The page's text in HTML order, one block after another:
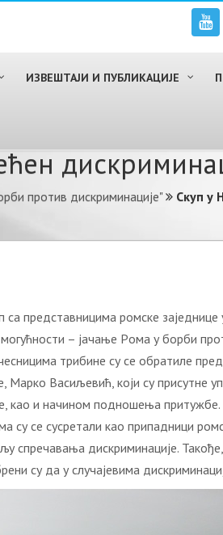
ИЗВЕШТАЈИ И ПУБЛИКАЦИЈЕ
против дискриминације" Скуп у
представницима ромске
– jaчaњe Рoмa у бoрби
трибине су се обратиле
Марко Васиљевић, који су
и начином подношења притужбе.
су се сусретали као припадници
спречавања дискриминације.
су да у случајевима